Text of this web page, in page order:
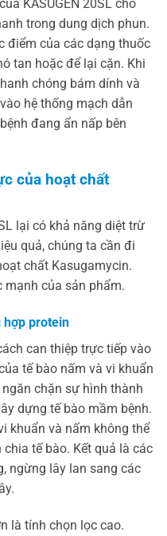
KASUGEN 20SL cho
trong dung dịch phun.
điểm của các dạng thuốc
tan hoặc để lại cặn. Khi
chóng bám dính và
hệ thống mạch dẫn
đang ẩn nấp bên
của hoạt chất
lại có khả năng diệt trừ
quả, chúng ta cần đi
chất Kasugamycin.
của sản phẩm.
hợp protein
can thiệp trực tiếp vào
tế bào nấm và vi khuẩn
chặn sự hình thành
dựng tế bào mầm bệnh.
khuẩn và nấm không thể
tế bào. Kết quả là các
ngừng lây lan sang các
là tính chọn lọc cao.